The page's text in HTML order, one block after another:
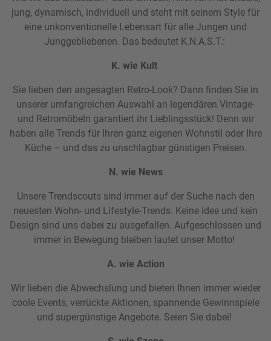
jung, dynamisch, individuell und steht mit seinem Style für
eine unkonventionelle Lebensart für alle Jungen und
Junggebliebenen. Das bedeutet K.N.A.S.T.:
K. wie Kult
Sie lieben den angesagten Retro-Look? Dann finden Sie in
unserer umfangreichen Auswahl an legendären Vintage-
und Retromöbeln garantiert ihr Lieblingsstück! Denn wir
haben alle Trends für Ihren ganz eigenen Wohnstil oder Ihre
Küche – und das zu unschlagbar günstigen Preisen.
N. wie News
Unsere Trendscouts sind immer auf der Suche nach den
neuesten Wohn- und Lifestyle-Trends. Keine Idee und kein
Design sind uns dabei zu ausgefallen. Aufgeschlossen und
immer in Bewegung bleiben lautet unser Motto!
A. wie Action
Wir lieben die Abwechslung und bieten Ihnen immer wieder
coole Events, verrückte Aktionen, spannende Gewinnspiele
und supergünstige Angebote. Seien Sie dabei!